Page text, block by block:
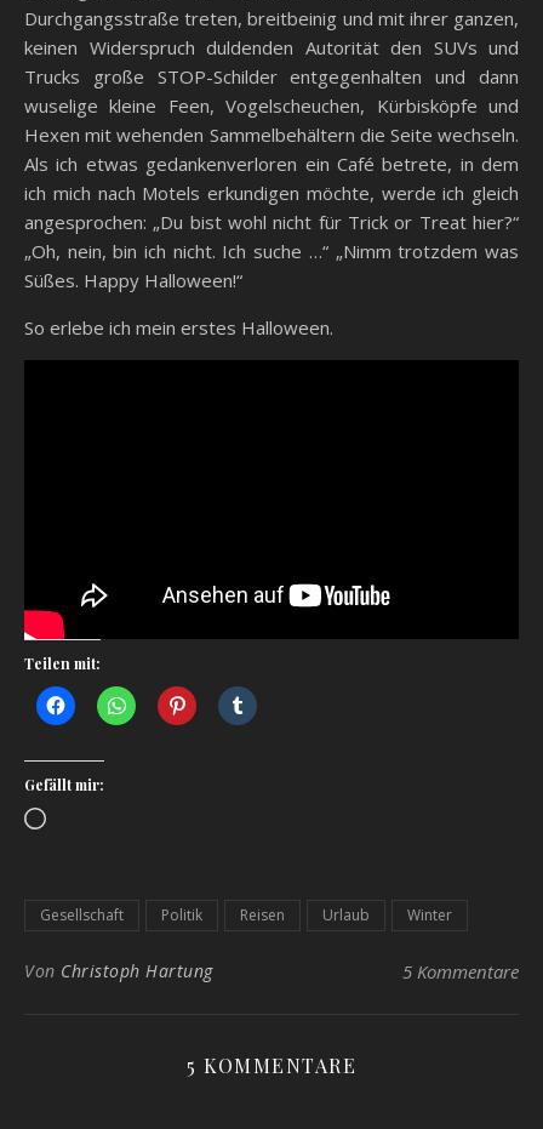
Durchgangsstraße treten, breitbeinig und mit ihrer ganzen,
keinen Widerspruch duldenden Autorität den SUVs und
Trucks große STOP-Schilder entgegenhalten und dann
wuselige kleine Feen, Vogelscheuchen, Kürbisköpfe und
Hexen mit wehenden Sammelbehältern die Seite wechseln.
Als ich etwas gedankenverloren ein Café betrete, in dem
ich mich nach Motels erkundigen möchte, werde ich gleich
angesprochen: „Du bist wohl nicht für Trick or Treat hier?“
„Oh, nein, bin ich nicht. Ich suche …“ „Nimm trotzdem was
Süßes. Happy Halloween!“
So erlebe ich mein erstes Halloween.
Teilen mit:
Gefällt mir:
Loading…
Gesellschaft Politik Reisen Urlaub Winter
Von Christoph Hartung 5 Kommentare
5 KOMMENTARE